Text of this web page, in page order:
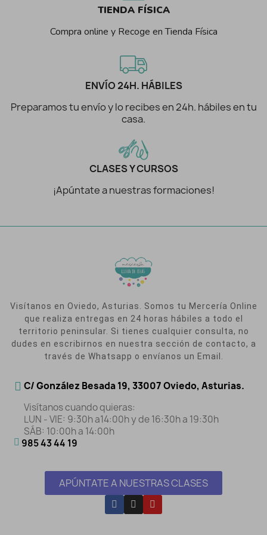
TIENDA FÍSICA
Compra online y Recoge en Tienda Física
ENVÍO 24H. HÁBILES
Preparamos tu envío y lo recibes en 24h. hábiles en tu
casa.
CLASES Y CURSOS
¡Apúntate a nuestras formaciones!
Visítanos en Oviedo, Asturias. Somos tu Mercería Online
que realiza entregas en 24 horas hábiles a todo el
territorio peninsular. Si tienes cualquier consulta, no
dudes en escribirnos en nuestra sección de contacto, a
través de Whatsapp o envíanos un Email.
C/ González Besada 19, 33007 Oviedo, Asturias.
Visítanos cuando quieras:
LUN - VIE: 9:30h a14:00h y de 16:30h a 19:30h
SÁB: 10:00h a 14:00h
985 43 44 19
APÚNTATE A NUESTRAS CLASES